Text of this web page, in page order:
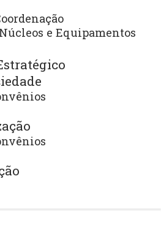
e Equipamentos
Redes Sociais:
Serviço Social - Toledo